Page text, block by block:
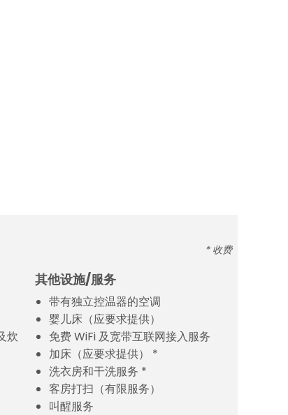
* 收费
炊
其他设施/服务
带有独立控温器的空调
婴儿床（应要求提供）
免费 WiFi 及宽带互联网接入服务
加床（应要求提供） *
洗衣房和干洗服务 *
客房打扫（有限服务）
叫醒服务